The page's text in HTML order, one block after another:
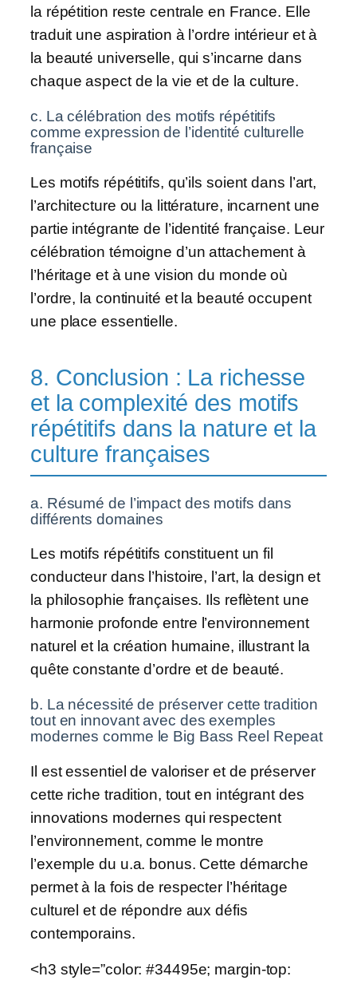
la répétition reste centrale en France. Elle
traduit une aspiration à l’ordre intérieur et à
la beauté universelle, qui s’incarne dans
chaque aspect de la vie et de la culture.
c. La célébration des motifs répétitifs
comme expression de l’identité culturelle
française
Les motifs répétitifs, qu’ils soient dans l’art,
l’architecture ou la littérature, incarnent une
partie intégrante de l’identité française. Leur
célébration témoigne d’un attachement à
l’héritage et à une vision du monde où
l’ordre, la continuité et la beauté occupent
une place essentielle.
8. Conclusion : La richesse
et la complexité des motifs
répétitifs dans la nature et la
culture françaises
a. Résumé de l’impact des motifs dans
différents domaines
Les motifs répétitifs constituent un fil
conducteur dans l’histoire, l’art, la design et
la philosophie françaises. Ils reflètent une
harmonie profonde entre l’environnement
naturel et la création humaine, illustrant la
quête constante d’ordre et de beauté.
b. La nécessité de préserver cette tradition
tout en innovant avec des exemples
modernes comme le Big Bass Reel Repeat
Il est essentiel de valoriser et de préserver
cette riche tradition, tout en intégrant des
innovations modernes qui respectent
l’environnement, comme le montre
l’exemple du u.a. bonus. Cette démarche
permet à la fois de respecter l’héritage
culturel et de répondre aux défis
contemporains.
<h3 style=”color: #34495e; margin-top: